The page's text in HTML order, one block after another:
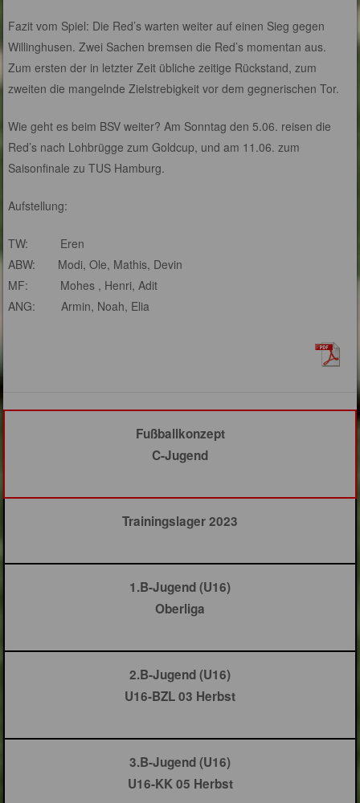
Fazit vom Spiel: Die Red’s warten weiter auf einen Sieg gegen
Willinghusen. Zwei Sachen bremsen die Red’s momentan aus.
Zum ersten der in letzter Zeit übliche zeitige Rückstand, zum
zweiten die mangelnde Zielstrebigkeit vor dem gegnerischen Tor.
Wie geht es beim BSV weiter? Am Sonntag den 5.06. reisen die
Red’s nach Lohbrügge zum Goldcup, und am 11.06. zum
Saisonfinale zu TUS Hamburg.
Aufstellung:
TW: Eren
ABW: Modi, Ole, Mathis, Devin
MF: Mohes , Henri, Adit
ANG: Armin, Noah, Elia
Fußballkonzept
C-Jugend
Trainingslager 2023
1.B-Jugend (U16)
Oberliga
2.B-Jugend (U16)
U16-BZL 03 Herbst
3.B-Jugend (U16)
U16-KK 05 Herbst